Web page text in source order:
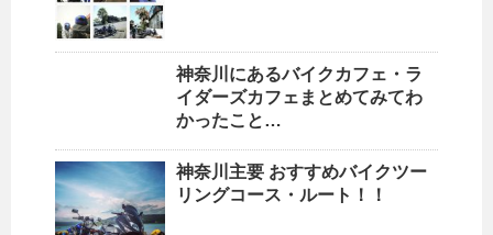
神奈川にあるバイクカフェ・ラ
イダーズカフェまとめてみてわ
かったこと…
神奈川主要 おすすめバイクツー
リングコース・ルート！！